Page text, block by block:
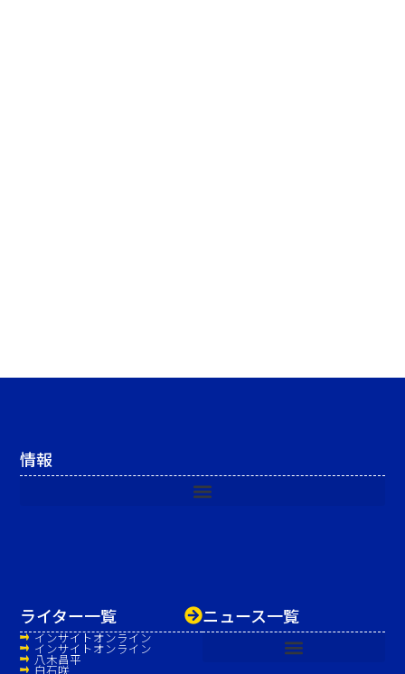
ニュース一覧
ライター一覧
インサイトオンライン
インサイトオンライン
八木昌平
白石咲
情報